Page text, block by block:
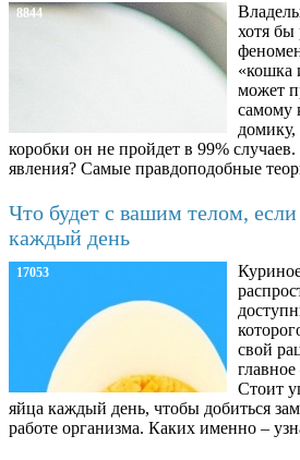
8844
хотя бы
«кошка
может
самому
коробки он не пройдет в 99%
явления? Самые правдоподобные
Что будет с вашим телом, если
каждый день
17053
свой
Стоит
яйца каждый день, чтобы добиться
работе организма. Каких именно –